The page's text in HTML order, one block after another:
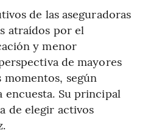
de las aseguradoras
atraídos por el
y menor
de mayores
según
encuesta. Su principal
de elegir activos